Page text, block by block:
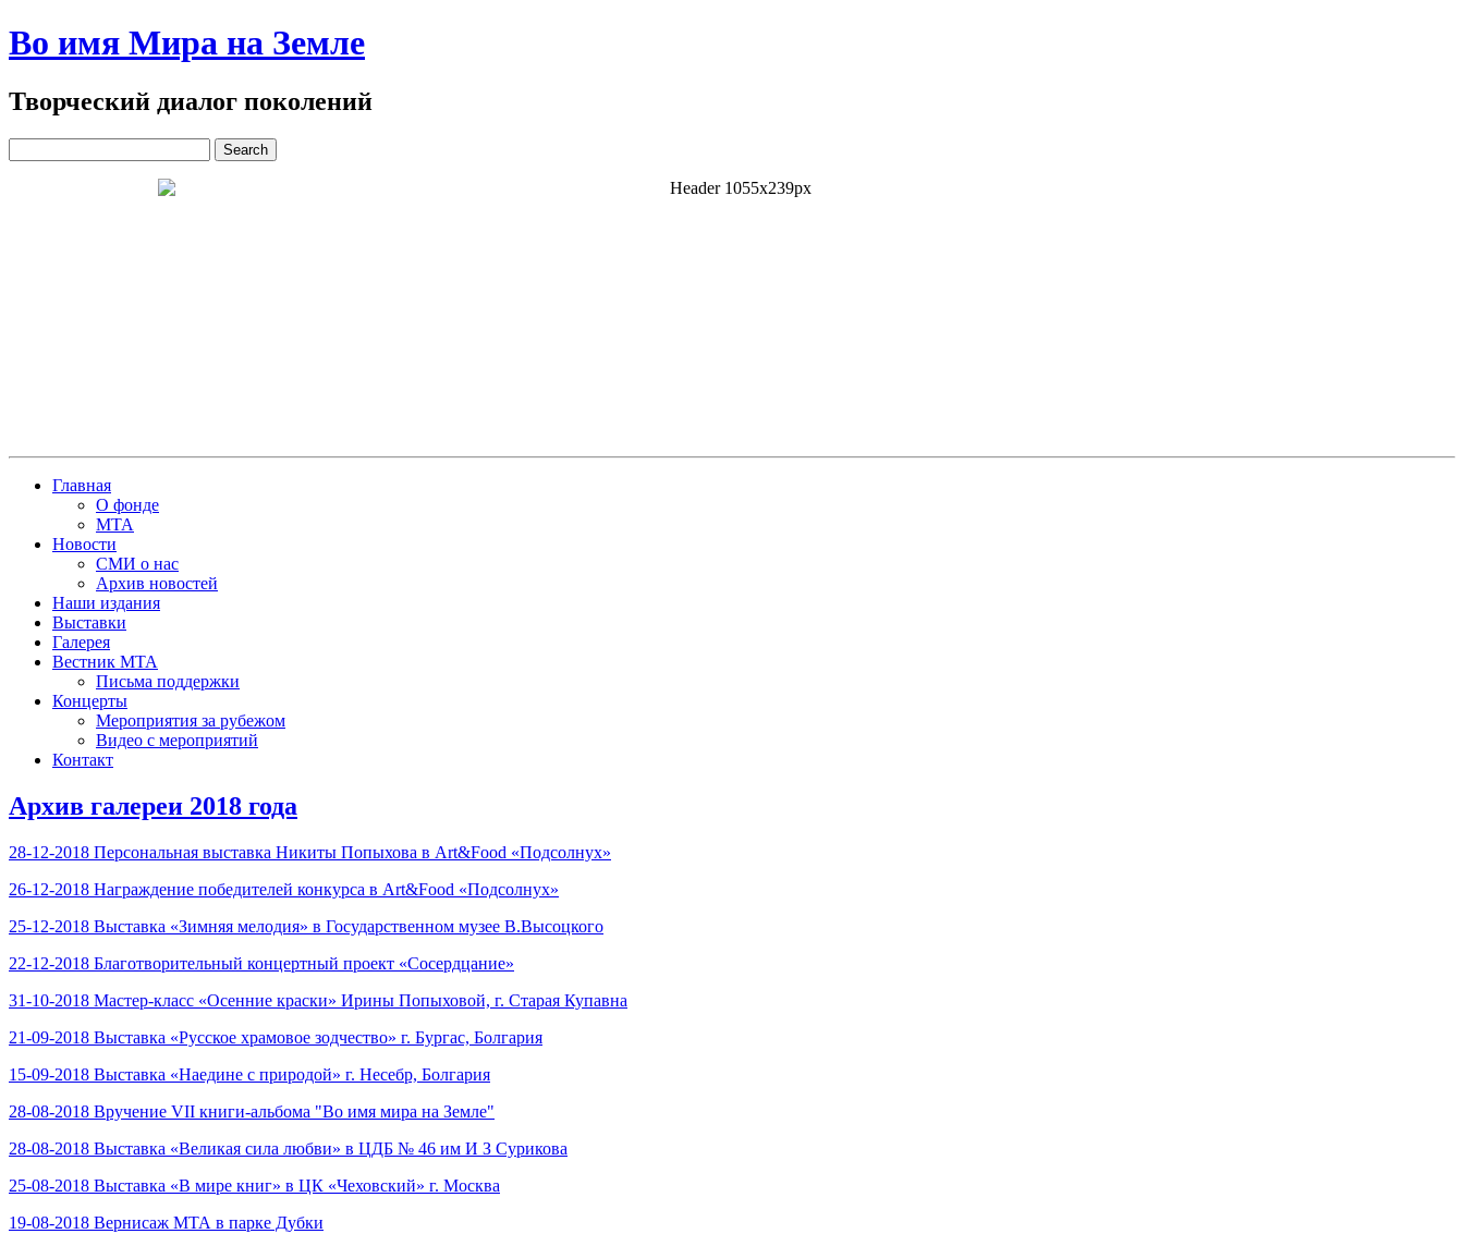
Во имя Мира на Земле
Творческий диалог поколений
Главная
О фонде
МТА
Новости
СМИ о нас
Архив новостей
Наши издания
Выставки
Галерея
Вестник МТА
Письма поддержки
Концерты
Мероприятия за рубежом
Видео с мероприятий
Контакт
Архив галереи 2018 года
28-12-2018 Персональная выставка Никиты Попыхова в Art&Food «Подсолнух»
26-12-2018 Награждение победителей конкурса в Art&Food «Подсолнух»
25-12-2018 Выставка «Зимняя мелодия» в Государственном музее В.Высоцкого
22-12-2018 Благотворительный концертный проект «Сосердцание»
31-10-2018 Мастер-класс «Осенние краски» Ирины Попыховой, г. Старая Купавна
21-09-2018 Выставка «Русское храмовое зодчество» г. Бургас, Болгария
15-09-2018 Выставка «Наедине с природой» г. Несебр, Болгария
28-08-2018 Вручение VII книги-альбома "Во имя мира на Земле"
28-08-2018 Выставка «Великая сила любви» в ЦДБ № 46 им И З Сурикова
25-08-2018 Выставка «В мире книг» в ЦК «Чеховский» г. Москва
19-08-2018 Вернисаж МТА в парке Дубки